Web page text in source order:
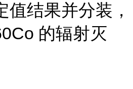
值结果并分装，
的辐射灭